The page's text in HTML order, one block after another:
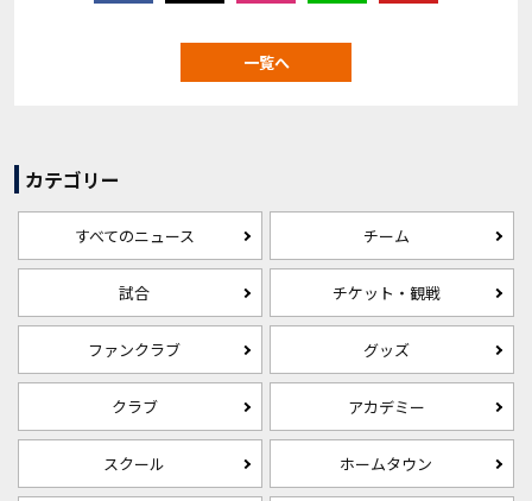
一覧へ
カテゴリー
すべてのニュース チーム
試合 チケット・観戦
ファンクラブ グッズ
クラブ アカデミー
スクール ホームタウン